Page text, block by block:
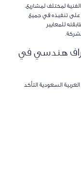
لمختلف لمشاريع،
على تنفيذه في جميع
للمعايير
هندسي في
السعودية التأكد